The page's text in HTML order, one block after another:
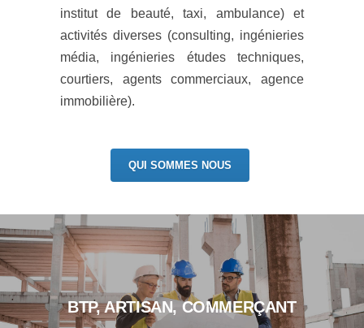
institut de beauté, taxi, ambulance) et
activités diverses (consulting, ingénieries
média, ingénieries études techniques,
courtiers, agents commerciaux, agence
immobilière).
QUI SOMMES NOUS
BTP, ARTISAN, COMMERÇANT